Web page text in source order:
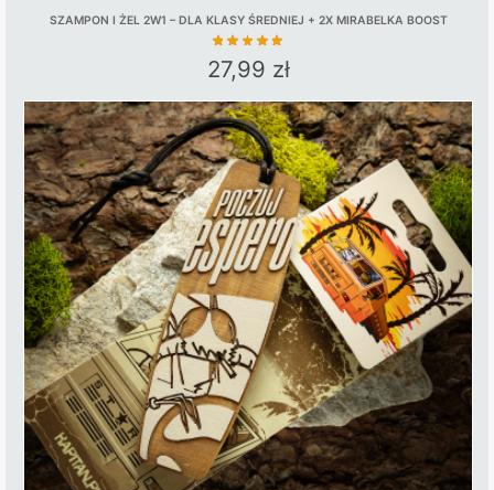
SZAMPON I ŻEL 2W1 – DLA KLASY ŚREDNIEJ + 2X MIRABELKA BOOST
27,99 zł